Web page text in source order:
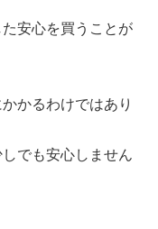
安心を買うことが
かるわけではあり
でも安心しません